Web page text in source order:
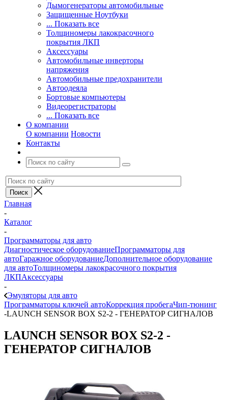
Дымогенераторы автомобильные
Защищенные Ноутбуки
... Показать все
Толщиномеры лакокрасочного
покрытия ЛКП
Аксессуары
Автомобильные инверторы
напряжения
Автомобильные предохранители
Автоодеяла
Бортовые компьютеры
Видеорегистраторы
... Показать все
О компании
О компании Новости
Контакты
Главная
-
Каталог
-
Программаторы для авто
Диагностическое оборудованиеПрограмматоры для
автоГаражное оборудованиеДополнительное оборудование
для автоТолщиномеры лакокрасочного покрытия
ЛКПАксессуары
-
Эмуляторы для авто
Программаторы ключей автоКоррекция пробегаЧип-тюнинг
-LAUNCH SENSOR BOX S2-2 - ГЕНЕРАТОР СИГНАЛОВ
LAUNCH SENSOR BOX S2-2 -
ГЕНЕРАТОР СИГНАЛОВ